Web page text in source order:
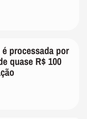
processada por
quase R$ 100